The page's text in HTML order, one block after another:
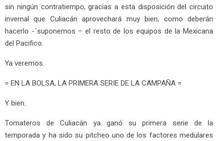
sin ningún contratiempo, gracias a esta disposición del circuito
invernal que Culiacán aprovechará muy bien, como deberán
hacerlo -´suponemos – el resto de los equipos de la Mexicana
del Pacifico.
Ya veremos.
= EN LA BOLSA, LA PRIMERA SERIE DE LA CAMPAÑA =
Y bien.
Tomateros de Culiacán ya ganó su primera serie de la
temporada y ha sido su pitcheo uno de los factores medulares